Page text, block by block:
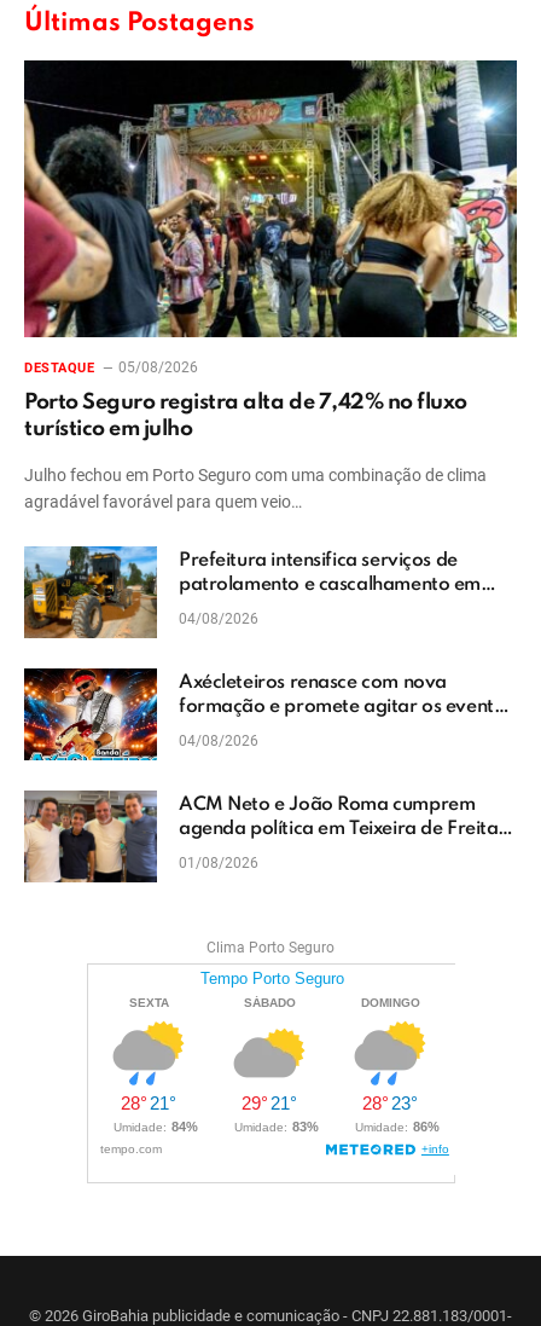
Últimas Postagens
DESTAQUE 05/08/2026
Porto Seguro registra alta de 7,42% no fluxo
turístico em julho
Julho fechou em Porto Seguro com uma combinação de clima
agradável favorável para quem veio…
Prefeitura intensifica serviços de
patrolamento e cascalhamento em
Vera Cruz
04/08/2026
Axécleteiros renasce com nova
formação e promete agitar os eventos
do Extremo Sul da Bahia
04/08/2026
ACM Neto e João Roma cumprem
agenda política em Teixeira de Freitas
e reforçam projeto para o Extremo Sul
01/08/2026
Clima Porto Seguro
© 2026 GiroBahia publicidade e comunicação - CNPJ 22.881.183/0001-